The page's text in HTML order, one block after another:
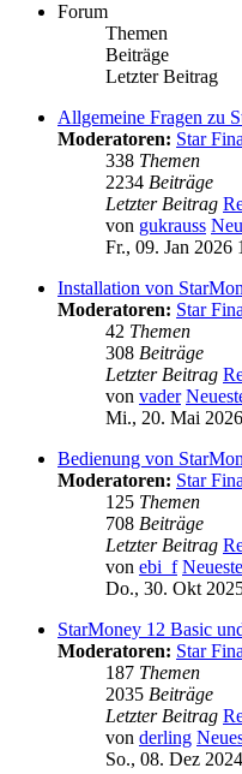
Forum
Themen
Beiträge
Letzter Beitrag
Allgemeine Fragen zu
Moderatoren: Star
338 Themen
2234 Beiträge
Letzter Beitrag
von gukrauss
Fr., 09. Jan 2026
Installation von
Moderatoren: Star
42 Themen
308 Beiträge
Letzter Beitrag
von vader
Mi., 20. Mai
Bedienung von
Moderatoren: Star
125 Themen
708 Beiträge
Letzter Beitrag
von ebi_f
Do., 30. Okt
StarMoney 12 Basic
Moderatoren: Star
187 Themen
2035 Beiträge
Letzter Beitrag
von derling
So., 08. Dez